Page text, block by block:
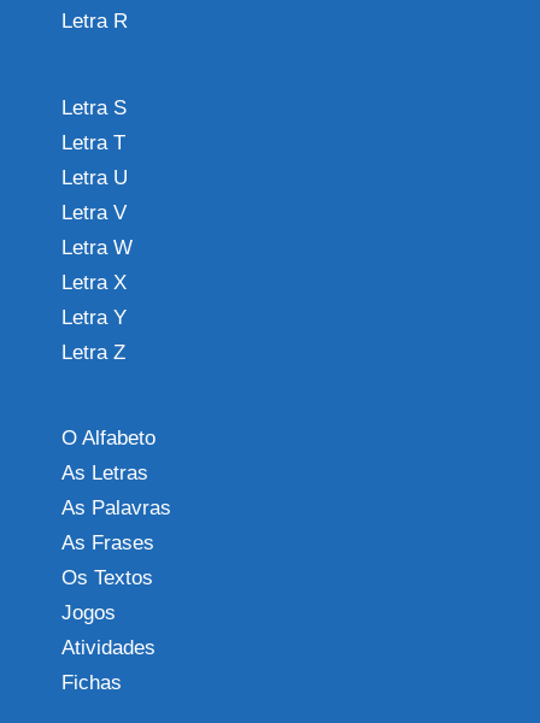
Letra R
Letra S
Letra T
Letra U
Letra V
Letra W
Letra X
Letra Y
Letra Z
O Alfabeto
As Letras
As Palavras
As Frases
Os Textos
Jogos
Atividades
Fichas